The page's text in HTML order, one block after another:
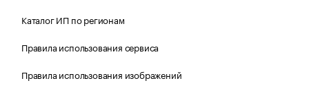
Каталог ИП по регионам
Правила использования сервиса
Правила использования изображений